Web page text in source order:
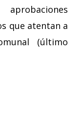
que atentan a
(último